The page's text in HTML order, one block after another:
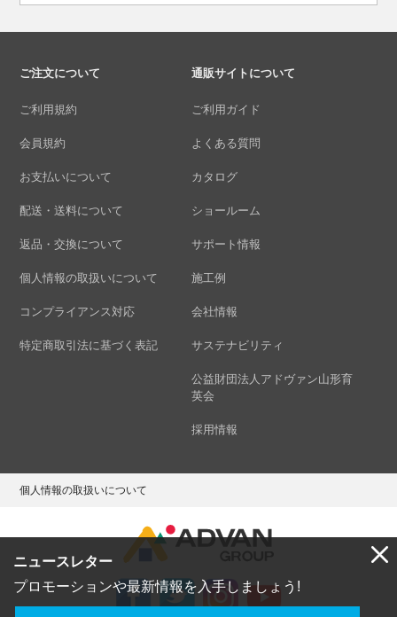
ニュースレター
プロモーションや最新情報を入手しましょう!
ご注文について
ご利用規約
会員規約
お支払いについて
配送・送料について
返品・交換について
個人情報の取扱いについて
コンプライアンス対応
特定商取引法に基づく表記
通販サイトについて
ご利用ガイド
よくある質問
カタログ
ショールーム
サポート情報
施工例
会社情報
サステナビリティ
公益財団法人アドヴァン山形育
英会
採用情報
個人情報の取扱いについて